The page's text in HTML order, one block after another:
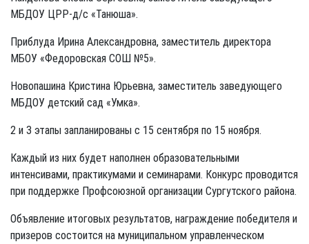
МБДОУ ЦРР-д/с «Танюша».
Приблуда Ирина Александровна, заместитель директора
МБОУ «Федоровская СОШ №5».
Новопашина Кристина Юрьевна, заместитель заведующего
МБДОУ детский сад «Умка».
2 и 3 этапы запланированы с 15 сентября по 15 ноября.
Каждый из них будет наполнен образовательными
интенсивами, практикумами и семинарами. Конкурс проводится
при поддержке Профсоюзной организации Сургутского района.
Объявление итоговых результатов, награждение победителя и
призеров состоится на муниципальном управленческом